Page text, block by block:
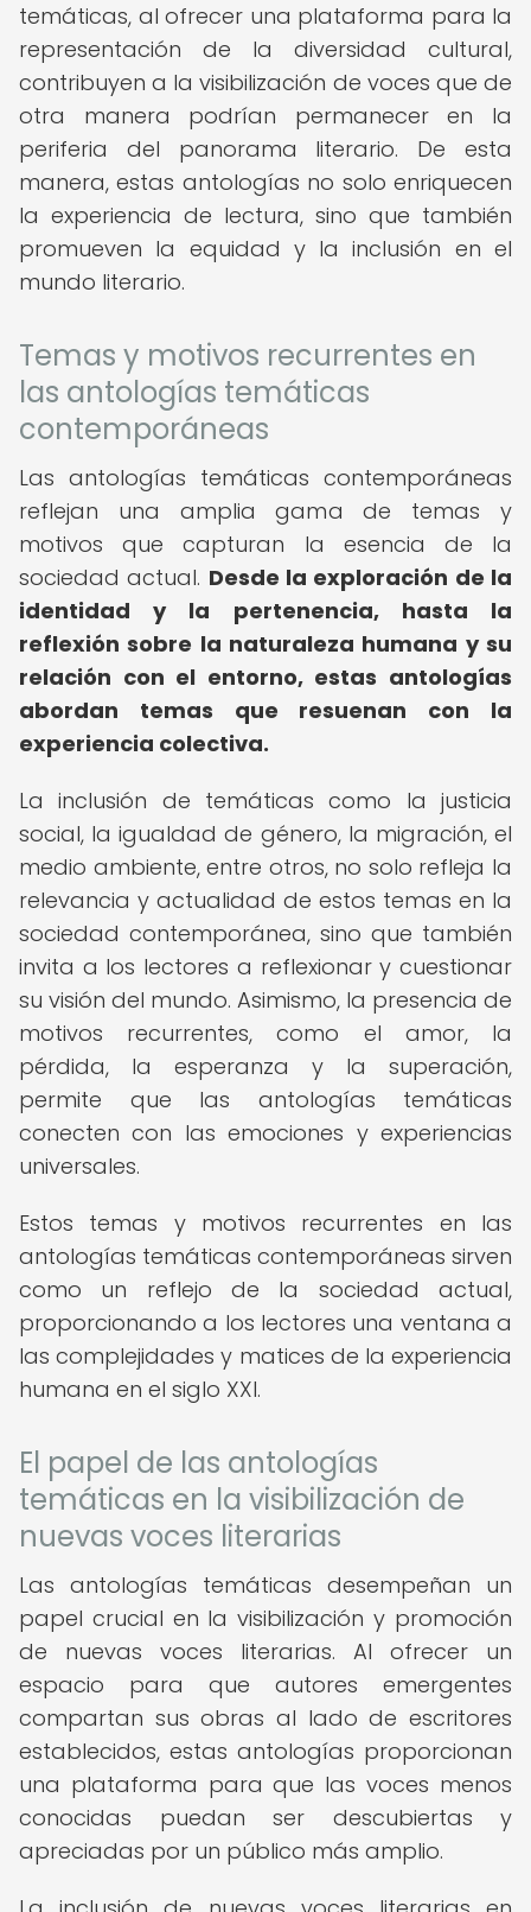
temáticas, al ofrecer una plataforma para la
representación de la diversidad cultural,
contribuyen a la visibilización de voces que de
otra manera podrían permanecer en la
periferia del panorama literario. De esta
manera, estas antologías no solo enriquecen
la experiencia de lectura, sino que también
promueven la equidad y la inclusión en el
mundo literario.
Temas y motivos recurrentes en
las antologías temáticas
contemporáneas
Las antologías temáticas contemporáneas
reflejan una amplia gama de temas y
motivos que capturan la esencia de la
sociedad actual. Desde la exploración de la
identidad y la pertenencia, hasta la
reflexión sobre la naturaleza humana y su
relación con el entorno, estas antologías
abordan temas que resuenan con la
experiencia colectiva.
La inclusión de temáticas como la justicia
social, la igualdad de género, la migración, el
medio ambiente, entre otros, no solo refleja la
relevancia y actualidad de estos temas en la
sociedad contemporánea, sino que también
invita a los lectores a reflexionar y cuestionar
su visión del mundo. Asimismo, la presencia de
motivos recurrentes, como el amor, la
pérdida, la esperanza y la superación,
permite que las antologías temáticas
conecten con las emociones y experiencias
universales.
Estos temas y motivos recurrentes en las
antologías temáticas contemporáneas sirven
como un reflejo de la sociedad actual,
proporcionando a los lectores una ventana a
las complejidades y matices de la experiencia
humana en el siglo XXI.
El papel de las antologías
temáticas en la visibilización de
nuevas voces literarias
Las antologías temáticas desempeñan un
papel crucial en la visibilización y promoción
de nuevas voces literarias. Al ofrecer un
espacio para que autores emergentes
compartan sus obras al lado de escritores
establecidos, estas antologías proporcionan
una plataforma para que las voces menos
conocidas puedan ser descubiertas y
apreciadas por un público más amplio.